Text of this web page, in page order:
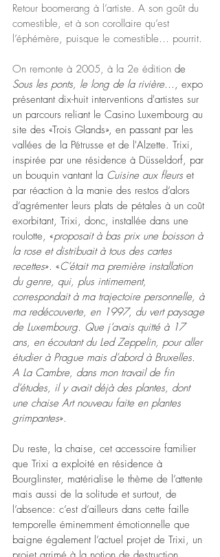
Retour boomerang à l’artiste. A son goût du
comestible, et à son corollaire qu’est
l’éphémère, puisque le comestible… pourrit.
On remonte à 2005, à la 2e édition de
Sous les ponts, le long de la rivière... , expo
présentant dix-huit interventions d'artistes sur
un parcours reliant le Casino Luxembourg au
site des «Trois Glands», en passant par les
vallées de la Pétrusse et de l'Alzette. Trixi,
inspirée par une résidence à Düsseldorf, par
un bouquin vantant la Cuisine aux fleurs et
par réaction à la manie des restos d’alors
d’agrémenter leurs plats de pétales à un coût
exorbitant, Trixi, donc, installée dans une
roulotte, «proposait à bas prix une boisson à
la rose et distribuait à tous des cartes
recettes». «C’était ma première installation
du genre, qui, plus intimement,
correspondait à ma trajectoire personnelle, à
ma redécouverte, en 1997, du vert paysage
de Luxembourg. Que j’avais quitté à 17
ans, en écoutant du Led Zeppelin, pour aller
étudier à Prague mais d’abord à Bruxelles.
A La Cambre, dans mon travail de fin
d’études, il y avait déjà des plantes, dont
une chaise Art nouveau faite en plantes
grimpantes».
Du reste, la chaise, cet accessoire familier
que Trixi a exploité en résidence à
Bourglinster, matérialise le thème de l’attente
mais aussi de la solitude et surtout, de
l’absence: c’est d’ailleurs dans cette faille
temporelle éminemment émotionnelle que
baigne également l’actuel projet de Trixi, un